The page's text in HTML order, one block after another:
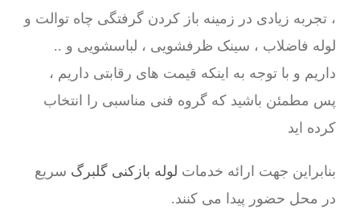
، تجربه زیادی در زمینه باز کردن گرفتگی چاه توالت و
لوله فاضلاب ، سینک ظرفشویی ، لباسشویی و ..
داریم و با توجه به اینکه قیمت های رقابتی داریم ،
پس مطمئن باشید که گروه فنی مناسبی را انتخاب
کرده اید
بنابراین جهت ارائه خدمات لوله بازکنی گلبرگ سریع
در محل حضور پیدا می کنند.